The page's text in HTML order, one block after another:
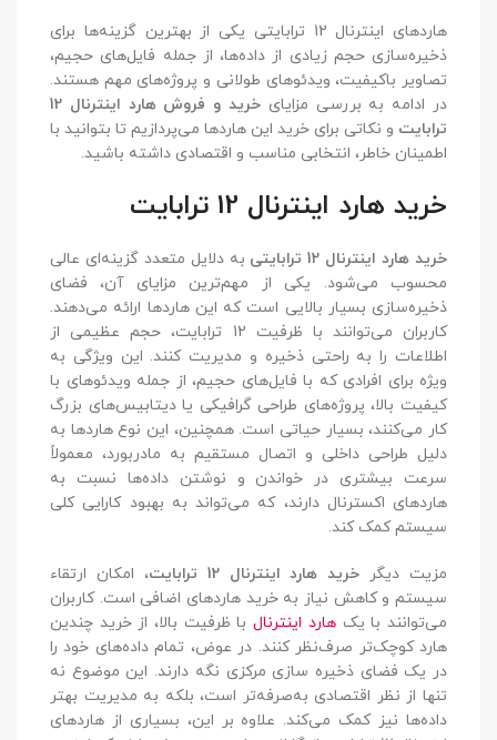
هاردهای اینترنال 12 ترابایتی یکی از بهترین گزینه‌ها برای
ذخیره‌سازی حجم زیادی از داده‌ها، از جمله فایل‌های حجیم،
تصاویر باکیفیت، ویدئوهای طولانی و پروژه‌های مهم هستند.
در ادامه به بررسی مزایای
خرید و فروش هارد اینترنال 12
ترابایت و نکاتی برای خرید این هاردها می‌پردازیم تا بتوانید با
اطمینان خاطر، انتخابی مناسب و اقتصادی داشته باشید.
خرید هارد اینترنال 12 ترابایت
خرید هارد اینترنال 12 ترابایتی
به دلایل متعدد گزینه‌ای عالی
محسوب می‌شود. یکی از مهم‌ترین مزایای آن، فضای
ذخیره‌سازی بسیار بالایی است که این هاردها ارائه می‌دهند.
کاربران می‌توانند با ظرفیت 12 ترابایت، حجم عظیمی از
اطلاعات را به راحتی ذخیره و مدیریت کنند. این ویژگی به
ویژه برای افرادی که با فایل‌های حجیم، از جمله ویدئوهای با
کیفیت بالا، پروژه‌های طراحی گرافیکی یا دیتابیس‌های بزرگ
کار می‌کنند، بسیار حیاتی است. همچنین، این نوع هاردها به
دلیل طراحی داخلی و اتصال مستقیم به مادربورد، معمولاً
سرعت بیشتری در خواندن و نوشتن داده‌ها نسبت به
هاردهای اکسترنال دارند، که می‌تواند به بهبود کارایی کلی
سیستم کمک کند.
مزیت دیگر خرید هارد اینترنال 12 ترابایت
، امکان ارتقاء
سیستم و کاهش نیاز به خرید هاردهای اضافی است. کاربران
می‌توانند با یکهارد اینترنالبا ظرفیت بالا، از خرید چندین
هارد کوچک‌تر صرف‌نظر کنند. در عوض، تمام داده‌های خود را
در یک فضای ذخیره سازی مرکزی نگه دارند. این موضوع نه
تنها از نظر اقتصادی به‌صرفه‌تر است، بلکه به مدیریت بهتر
داده‌ها نیز کمک می‌کند. علاوه بر این، بسیاری از هاردهای